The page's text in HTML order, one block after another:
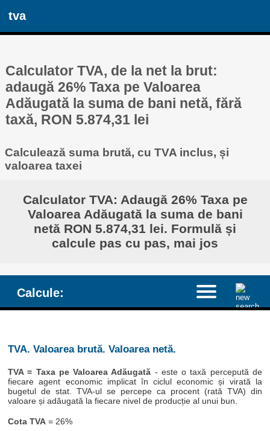
tva
Calculator TVA, de la net la brut:
adaugă 26% Taxa pe Valoarea
Adăugată la suma de bani netă, fără
taxă, RON 5.874,31 lei
Calculează suma brută, cu TVA inclus, și
valoarea taxei
Calculator TVA: Adaugă 26% Taxa pe
Valoarea Adăugată la suma de bani
netă RON 5.874,31 lei. Formulă și
calcule pas cu pas, mai jos
Calcule:
TVA. Valoarea brută. Valoarea netă.
TVA = Taxa pe Valoarea Adăugată - este o taxă percepută de
fiecare agent economic implicat în ciclul economic și virată la
bugetul de stat. TVA-ul se percepe ca procent (rată TVA) din
valoare și adăugată la fiecare nivel de producție al unui bun.
Cota TVA = 26%